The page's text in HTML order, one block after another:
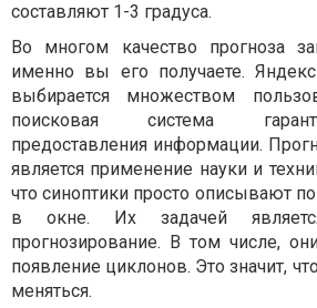
составляют 1-3 градуса.
Во многом качество прогноза
именно вы его получаете.
выбирается множеством
поисковая система
предоставления информации.
является применение науки и
что синоптики просто описывают
в окне. Их задачей
прогнозирование. В том числе,
появление циклонов. Это значит,
меняться.